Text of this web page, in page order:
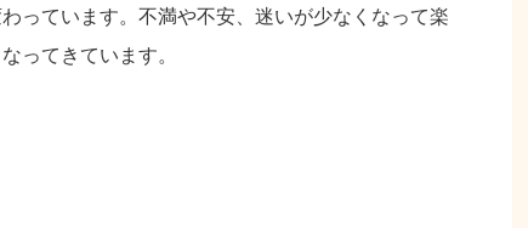
っています。不満や不安、迷いが少なくなって楽
ってきています。